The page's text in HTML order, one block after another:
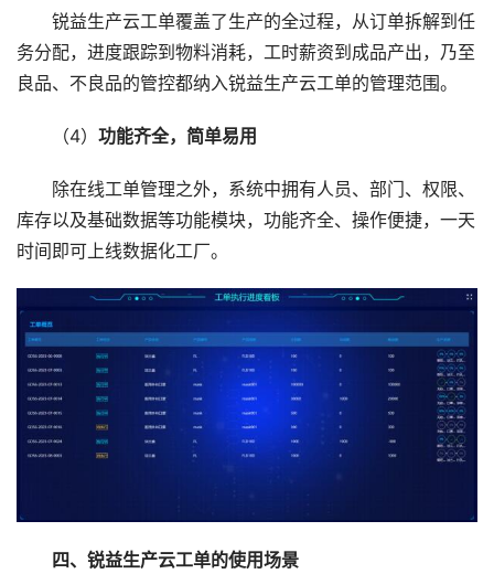
锐益生产云工单覆盖了生产的全过程，从订单拆解到任
务分配，进度跟踪到物料消耗，工时薪资到成品产出，乃至
良品、不良品的管控都纳入锐益生产云工单的管理范围。
（4） 功能齐全，简单易用
除在线工单管理之外，系统中拥有人员、部门、权限、
库存以及基础数据等功能模块，功能齐全、操作便捷，一天
时间即可上线数据化工厂。
四、锐益生产云工单的使用场景